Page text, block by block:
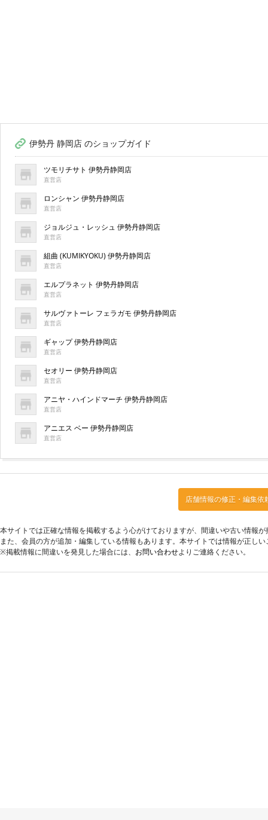
伊勢丹 静岡店 のショップガイド
ツモリチサト 伊勢丹静岡店
直営店
ロンシャン 伊勢丹静岡店
直営店
ジョルジュ・レッシュ 伊勢丹静岡店
直営店
組曲 (KUMIKYOKU) 伊勢丹静岡店
直営店
エルプラネット 伊勢丹静岡店
直営店
サルヴァトーレ フェラガモ 伊勢丹静岡店
直営店
ギャップ 伊勢丹静岡店
直営店
セオリー 伊勢丹静岡店
直営店
アニヤ・ハインドマーチ 伊勢丹静岡店
直営店
アニエス ベー 伊勢丹静岡店
直営店
店舗情報の修正・編集依
本サイトでは正確な情報を掲載するよう心がけておりますが、間違いや古い情報
また、会員の方が追加・編集している情報もあります。本サイトでは情報が正し
※掲載情報に間違いを発見した場合には、 お問い合わせよりご連絡ください。